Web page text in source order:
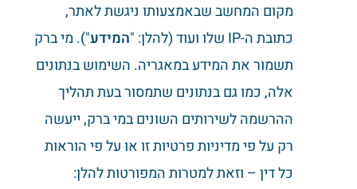
מקום המחשב שבאמצעותו ניגשת לאתר,
כתובת ה-IP שלו ועוד (להלן: "
המידע"). מי ברק
תשמור את המידע במאגריה. השימוש בנתונים
אלה, כמו גם בנתונים שתמסור בעת תהליך
ההרשמה לשירותים השונים במי ברק, ייעשה
רק על פי מדיניות פרטיות זו או על פי הוראות
כל דין – וזאת למטרות המפורטות להלן: